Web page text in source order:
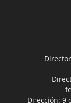
Dirección: 9